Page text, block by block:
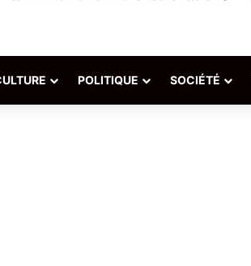
POLITIQUE SOCIÉTÉ